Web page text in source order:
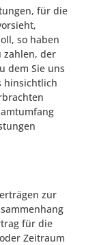
für die
so haben
zahlen, der
dem Sie uns
hinsichtlich
zur
für die
Zeitraum